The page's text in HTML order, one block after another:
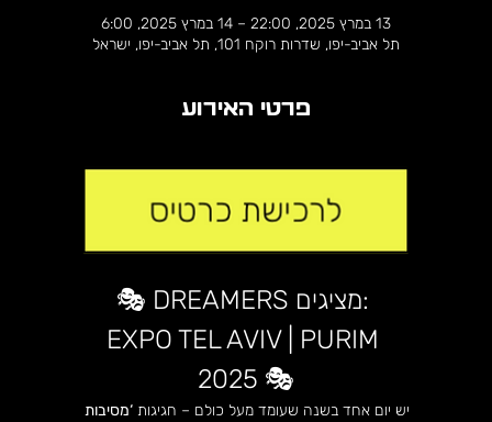
13 במרץ 2025, 22:00 – 14 במרץ 2025, 6:00
תל אביב-יפו, שדרות רוקח 101, תל אביב-יפו, ישראל
פרטי האירוע
🎭 DREAMERS מציגים:
EXPO TEL AVIV | PURIM
2025 🎭
יש יום אחד בשנה שעומד מעל כולם – חגיגות ‘מסיבות